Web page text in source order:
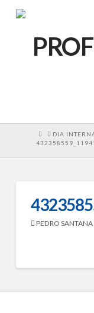
HOME
DIA
PEDRO SANTANA